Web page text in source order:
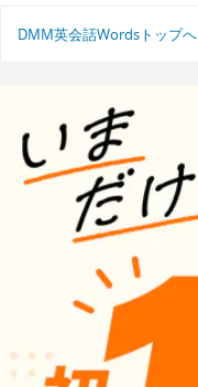
DMM英会話Wordsトップへ